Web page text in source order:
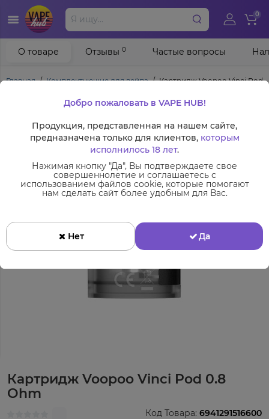
0
Главная Комплектующие для вейпа Картридж Voopoo Vinci Pod
Картридж Voopoo Vinci Pod 0.8
Ohm
Код Товара: 6941291516600
О товаре Отзывы 0 Частые вопросы
Добро пожаловать в VAPE HUB!
Продукция, представленная на нашем сайте,
предназначена только для клиентов, которым
исполнилось 18 лет.
Нажимая кнопку "Да", Вы подтверждаете свое
совершеннолетие и соглашаетесь с
использованием файлов cookie, которые помогают
нам сделать сайт более удобным для Вас.
Нет Да